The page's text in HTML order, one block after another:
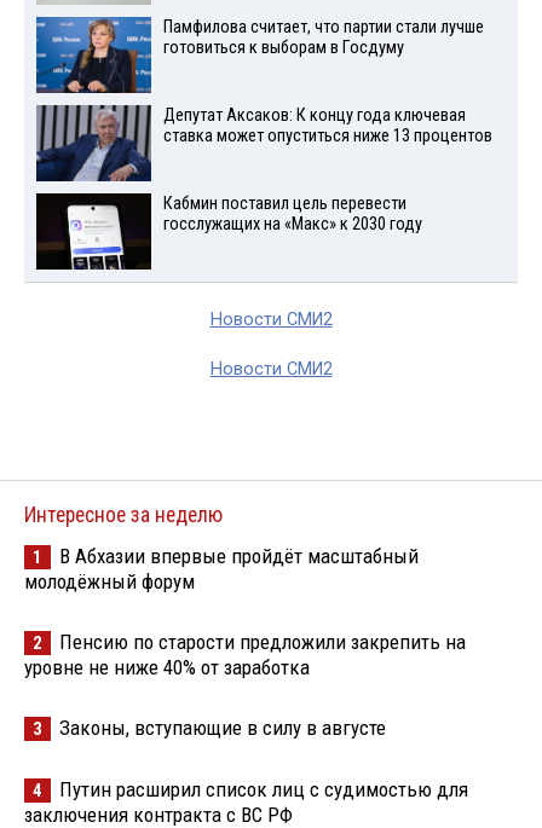
Памфилова считает, что партии стали лучше
готовиться к выборам в Госдуму
Депутат Аксаков: К концу года ключевая
ставка может опуститься ниже 13 процентов
Кабмин поставил цель перевести
госслужащих на «Макс» к 2030 году
Новости СМИ2
Новости СМИ2
Интересное за неделю
1
В Абхазии впервые пройдёт масштабный
молодёжный форум
2
Пенсию по старости предложили закрепить на
уровне не ниже 40% от заработка
3 Законы, вступающие в силу в августе
4
Путин расширил список лиц с судимостью для
заключения контракта с ВС РФ